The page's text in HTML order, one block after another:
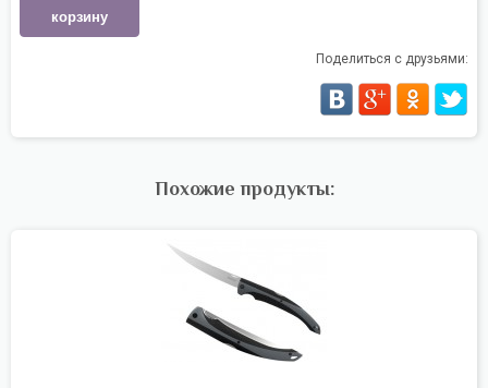
корзину
Поделиться с друзьями:
Похожие продукты: